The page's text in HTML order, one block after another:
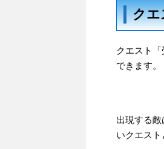
クエ
クエスト
できます。
出現する
いクエスト